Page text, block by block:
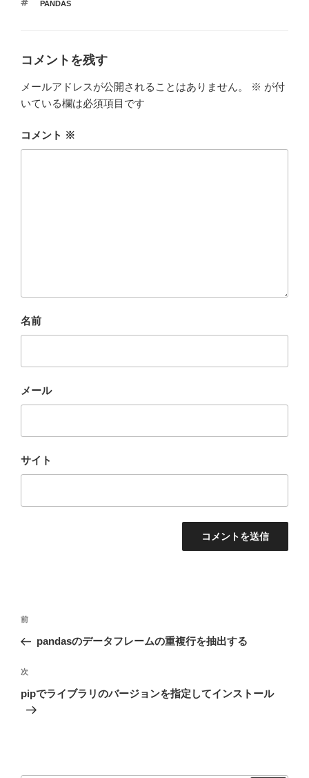
k
ゴ
タ
PANDAS
コメントを残す
メールアドレスが公開されることはありません。 ※ が付
いている欄は必須項目です
コメント ※
名前
メール
サイト
投
ナ
ビ
ゲ
ー
前
の
稿
前
pandasのデータフレームの重複行を抽出する
次
の
次
pipでライブラリのバージョンを指定してインストール